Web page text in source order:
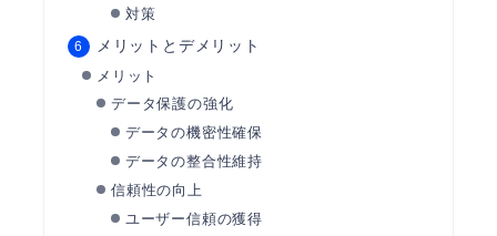
対策
メリットとデメリット
メリット
データ保護の強化
データの機密性確保
データの整合性維持
信頼性の向上
ユーザー信頼の獲得